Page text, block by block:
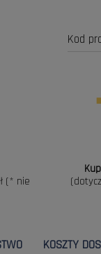
Kod
(* nie
KOSZTY